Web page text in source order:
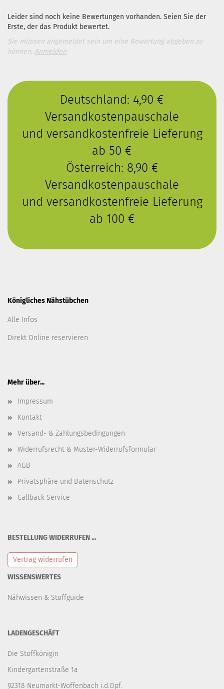
Leider sind noch keine Bewertungen vorhanden. Seien Sie der
Erste, der das Produkt bewertet.
Sie müssen angemeldet sein um eine Bewertung abgeben zu
können. Anmelden
Deutschland: 4,90 €
Versandkostenpauschale
und versandkostenfreie Lieferung
ab 50 €
Österreich: 8,90 €
Versandkostenpauschale
und versandkostenfreie Lieferung
ab 100 €
Königliches Nähstübchen
Alle Infos
Direkt Online reservieren
Mehr über...
Impressum
Kontakt
Versand- & Zahlungsbedingungen
Widerrufsrecht & Muster-Widerrufsformular
AGB
Privatsphäre und Datenschutz
Callback Service
BESTELLUNG WIDERRUFEN ...
Vertrag widerrufen
WISSENSWERTES
Nähwissen & Stoffguide
LADENGESCHÄFT
Die Stoffkönigin
Kindergartenstraße 1a
92318 Neumarkt-Woffenbach i.d.Opf.